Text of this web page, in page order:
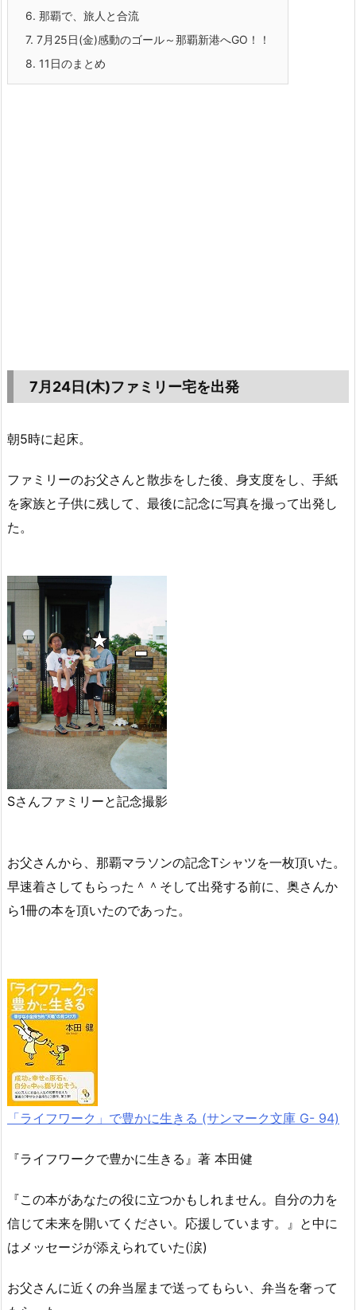
6. 那覇で、旅人と合流
7. 7月25日(金)感動のゴール～那覇新港へGO！！
8. 11日のまとめ
7月24日(木)ファミリー宅を出発
朝5時に起床。
ファミリーのお父さんと散歩をした後、身支度をし、手紙
を家族と子供に残して、最後に記念に写真を撮って出発し
た。
Sさんファミリーと記念撮影
お父さんから、那覇マラソンの記念Tシャツを一枚頂いた。
早速着さしてもらった＾＾そして出発する前に、奥さんか
ら1冊の本を頂いたのであった。
「ライフワーク」で豊かに生きる (サンマーク文庫 G- 94)
『ライフワークで豊かに生きる』著 本田健
『この本があなたの役に立つかもしれません。自分の力を
信じて未来を開いてください。応援しています。』と中に
はメッセージが添えられていた(涙)
お父さんに近くの弁当屋まで送ってもらい、弁当を奢って